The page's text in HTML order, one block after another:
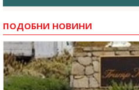
ПОДОБНИ НОВИНИ